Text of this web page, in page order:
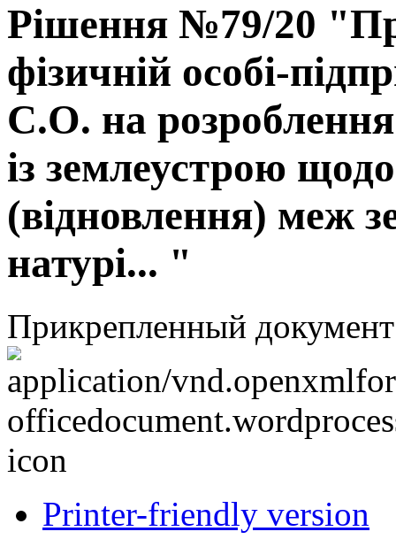
Рішення №79/20
фізичній особі-
С.О. на розроблення
із землеустрою
(відновлення) меж
натурі... "
Прикрепленный
Printer-friendly version